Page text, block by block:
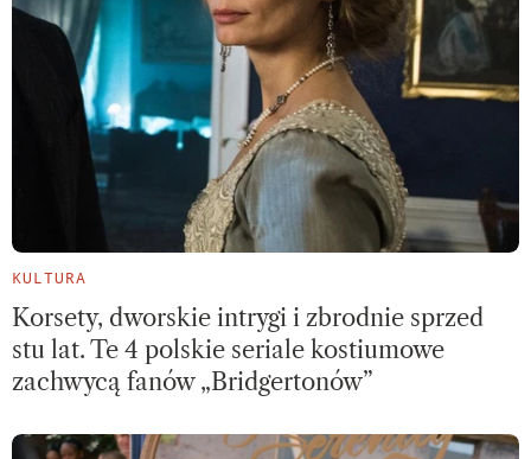
KULTURA
Korsety, dworskie intrygi i zbrodnie sprzed
stu lat. Te 4 polskie seriale kostiumowe
zachwycą fanów „Bridgertonów”